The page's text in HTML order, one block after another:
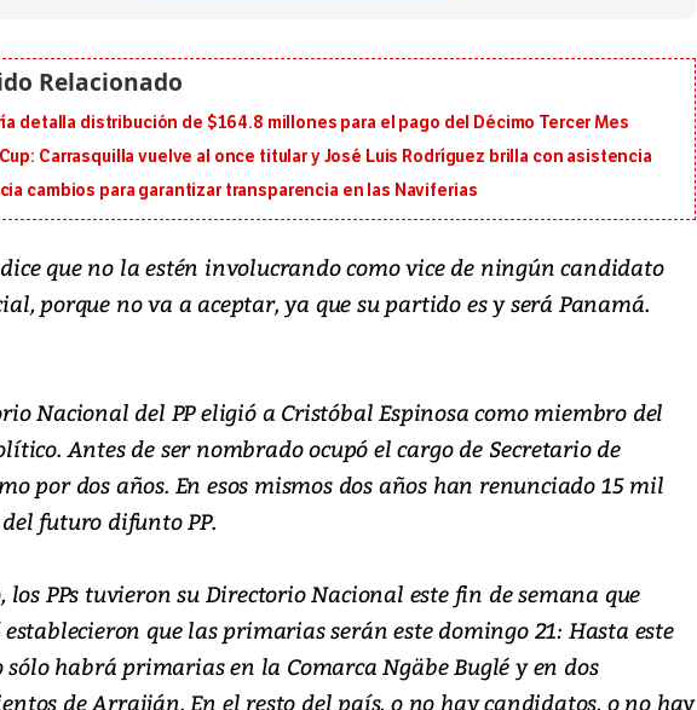
detalla distribución de $164.8 millones para el pago del Décimo Tercer Mes
Carrasquilla vuelve al once titular y José Luis Rodríguez brilla con asistencia
cambios para garantizar transparencia en las Naviferias
que no la estén involucrando como vice de ningún candidato
porque no va a aceptar, ya que su partido es y será Panamá.
Nacional del PP eligió a Cristóbal Espinosa como miembro del
Antes de ser nombrado ocupó el cargo de Secretario de
por dos años. En esos mismos dos años han renunciado 15 mil
futuro difunto PP.
los PPs tuvieron su Directorio Nacional este fin de semana que
que las primarias serán este domingo 21: Hasta este
sólo habrá primarias en la Comarca Ngäbe Buglé y en dos
de Arraiján. En el resto del país, o no hay candidatos, o no hay